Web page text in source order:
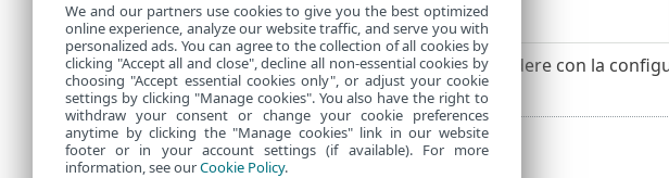
È possibile procedere con la
We and our partners use cookies to give you the best optimized
online experience, analyze our website traffic, and serve you with
personalized ads. You can agree to the collection of all cookies by
clicking "Accept all and close", decline all non-essential cookies by
choosing "Accept essential cookies only", or adjust your cookie
settings by clicking "Manage cookies". You also have the right to
withdraw your consent or change your cookie preferences
anytime by clicking the "Manage cookies" link in our website
footer or in your account settings (if available). For more
information, see ourCookie Policy.